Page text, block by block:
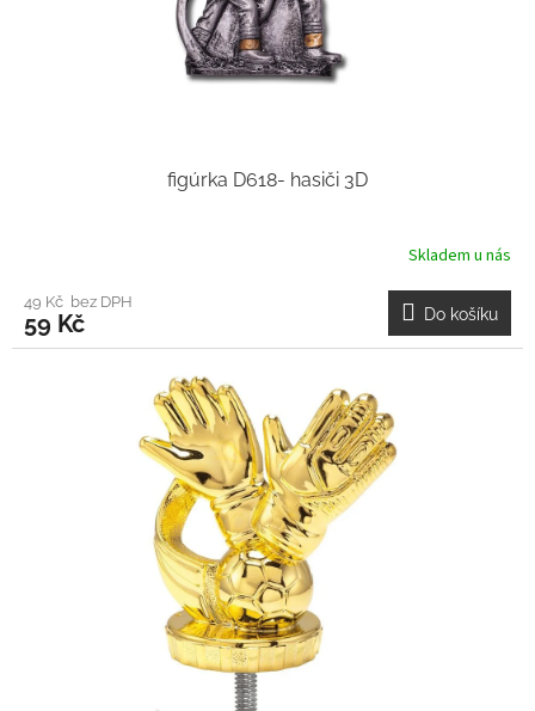
figúrka D618- hasiči 3D
Skladem u nás
49 Kč bez DPH
59 Kč Do košíku